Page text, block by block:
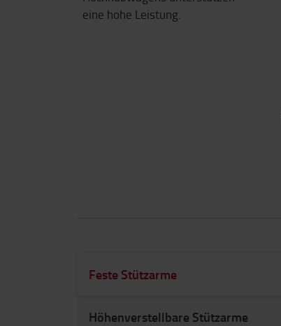
eine hohe Leistung.
Feste Stützarme
Höhenverstellbare Stützarme